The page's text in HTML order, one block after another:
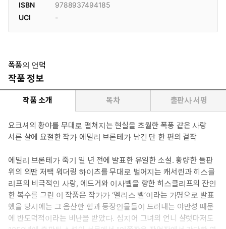
ISBN
9788937494185
UCI
-
폭풍의 언덕
작품 정보
작품 소개 목차 출판사 서평
요크셔의 황야를 무대로 펼쳐지는 현실을 초월한 폭풍 같은 사랑
서른 살에 요절한 작가 에밀리 브론테가 남긴 단 한 편의 걸작
에밀리 브론테가 죽기 일 년 전에 발표한 유일한 소설. 황량한 들판
위의 외딴 저택 워더링 하이츠를 무대로 벌어지는 캐서린과 히스클
리프의 비극적인 사랑, 에드거와 이사벨을 향한 히스클리프의 잔인
한 복수를 그린 이 작품은 작가가 ‘엘리스 벨’이라는 가명으로 발표
했을 당시에는 그 음산한 힘과 등장인물들이 드러내는 야만성 때문
에 반도덕적이라는 비난을 받았다. 심지어 그녀의 언니 샬럿마저도